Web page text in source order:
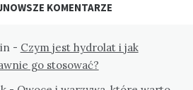
KOMENTARZE
- Czym jest hydrolat i jak
go stosować?